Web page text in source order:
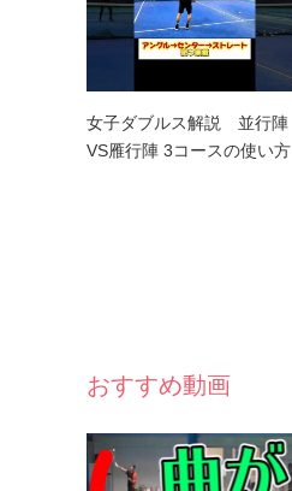
女子ダブルス解説 並行陣
VS雁行陣 3コースの使い方
おすすめ動画